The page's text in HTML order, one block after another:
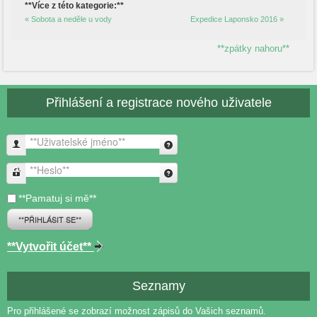
**Více z této kategorie:**
« Sobota a neděle u vody Expedice Laponsko 2016 »
**zpátky nahoru**
Přihlášení a registrace nového uživatele
**Uživatelské jméno**
**Heslo**
**Pamatuj si mě**
**PŘIHLÁSIT SE**
**Vytvořit účet**
Seznamy
Pro přihlášené se zobrazí možnost zápisů do Vašich seznamů.